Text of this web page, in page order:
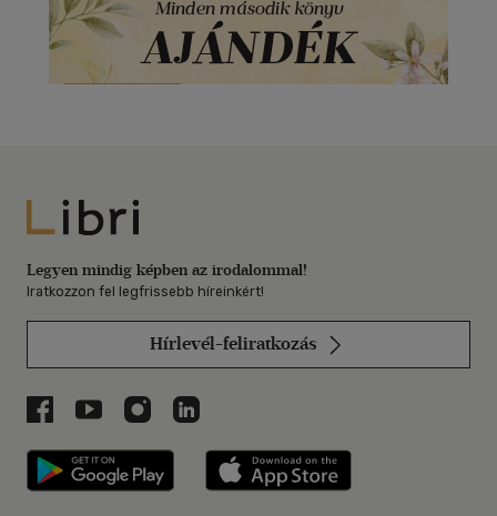
Libri
Legyen mindig képben az irodalommal!
Iratkozzon fel legfrissebb híreinkért!
Hírlevél-feliratkozás
Libri a Facebookon
Libri a Youtube-on
Libri az Instagramon
Libri a LinkedInen
Libri applikáció Szerezd meg: Google